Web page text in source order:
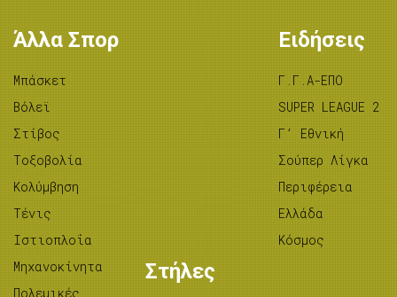
Άλλα Σπορ
Μπάσκετ
Βόλεϊ
Στίβος
Tοξοβολία
Κολύμβηση
Τένις
Ιστιοπλοΐα
Μηχανοκίνητα
Πολεμικές
Ειδήσεις
Γ.Γ.Α-ΕΠΟ
SUPER LEAGUE 2
Γ’ Εθνική
Σούπερ Λίγκα
Περιφέρεια
Ελλάδα
Κόσμος
Στήλες